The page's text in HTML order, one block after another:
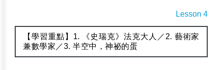
Lesson 4
【學習重點】1. 《史瑞克》法克大人／2. 藝術家
兼數學家／3. 半空中，神祕的蛋